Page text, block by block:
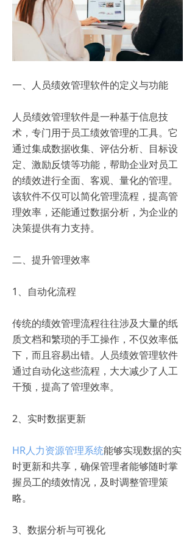
一、人员绩效管理软件的定义与功能
人员绩效管理软件是一种基于信息技
术，专门用于员工绩效管理的工具。它
通过集成数据收集、评估分析、目标设
定、激励反馈等功能，帮助企业对员工
的绩效进行全面、客观、量化的管理。
该软件不仅可以简化管理流程，提高管
理效率，还能通过数据分析，为企业的
决策提供有力支持。
二、提升管理效率
1、自动化流程
传统的绩效管理流程往往涉及大量的纸
质文档和繁琐的手工操作，不仅效率低
下，而且容易出错。人员绩效管理软件
通过自动化这些流程，大大减少了人工
干预，提高了管理效率。
2、实时数据更新
HR人力资源管理系统能够实现数据的实
时更新和共享，确保管理者能够随时掌
握员工的绩效情况，及时调整管理策
略。
3、数据分析与可视化